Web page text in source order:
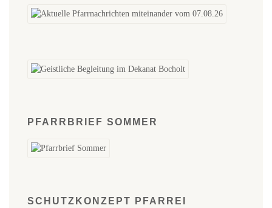
PFARRBRIEF SOMMER
SCHUTZKONZEPT PFARREI